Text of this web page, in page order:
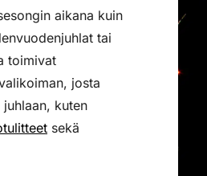
aikana kuin
tai
toimivat
josta
kuten
sekä